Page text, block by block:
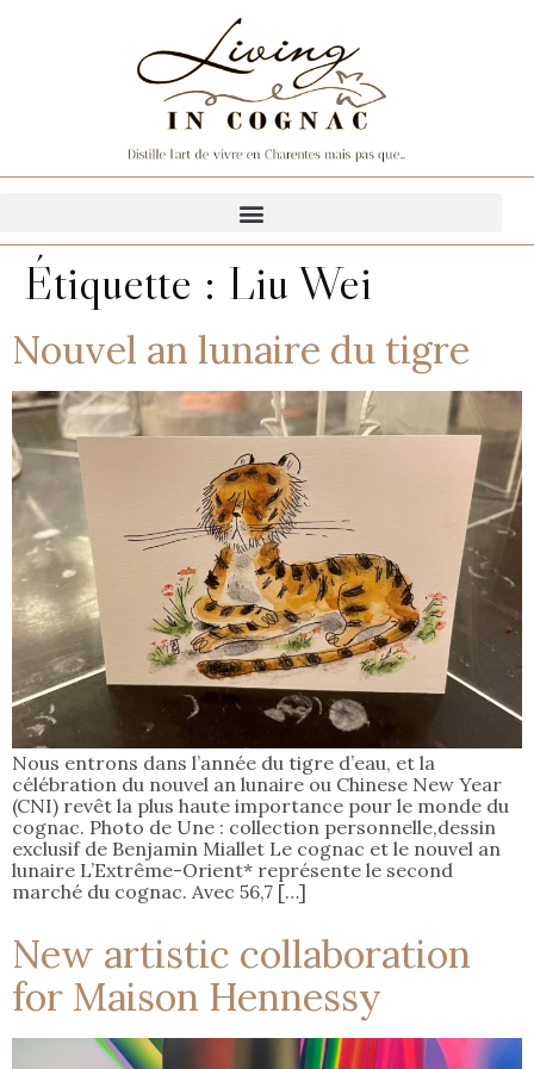
Étiquette : Liu Wei
Nouvel an lunaire du tigre
Nous entrons dans l’année du tigre d’eau, et la
célébration du nouvel an lunaire ou Chinese New Year
(CNI) revêt la plus haute importance pour le monde du
cognac. Photo de Une : collection personnelle,dessin
exclusif de Benjamin Miallet Le cognac et le nouvel an
lunaire L’Extrême-Orient* représente le second
marché du cognac. Avec 56,7 […]
New artistic collaboration
for Maison Hennessy